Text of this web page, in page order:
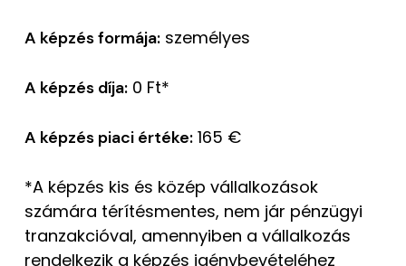
A képzés formája:személyes
A képzés díja:0 Ft*
A képzés piaci értéke:165 €
*A képzés kis és közép vállalkozások
számára térítésmentes, nem jár pénzügyi
tranzakcióval, amennyiben a vállalkozás
rendelkezik a képzés igénybevételéhez